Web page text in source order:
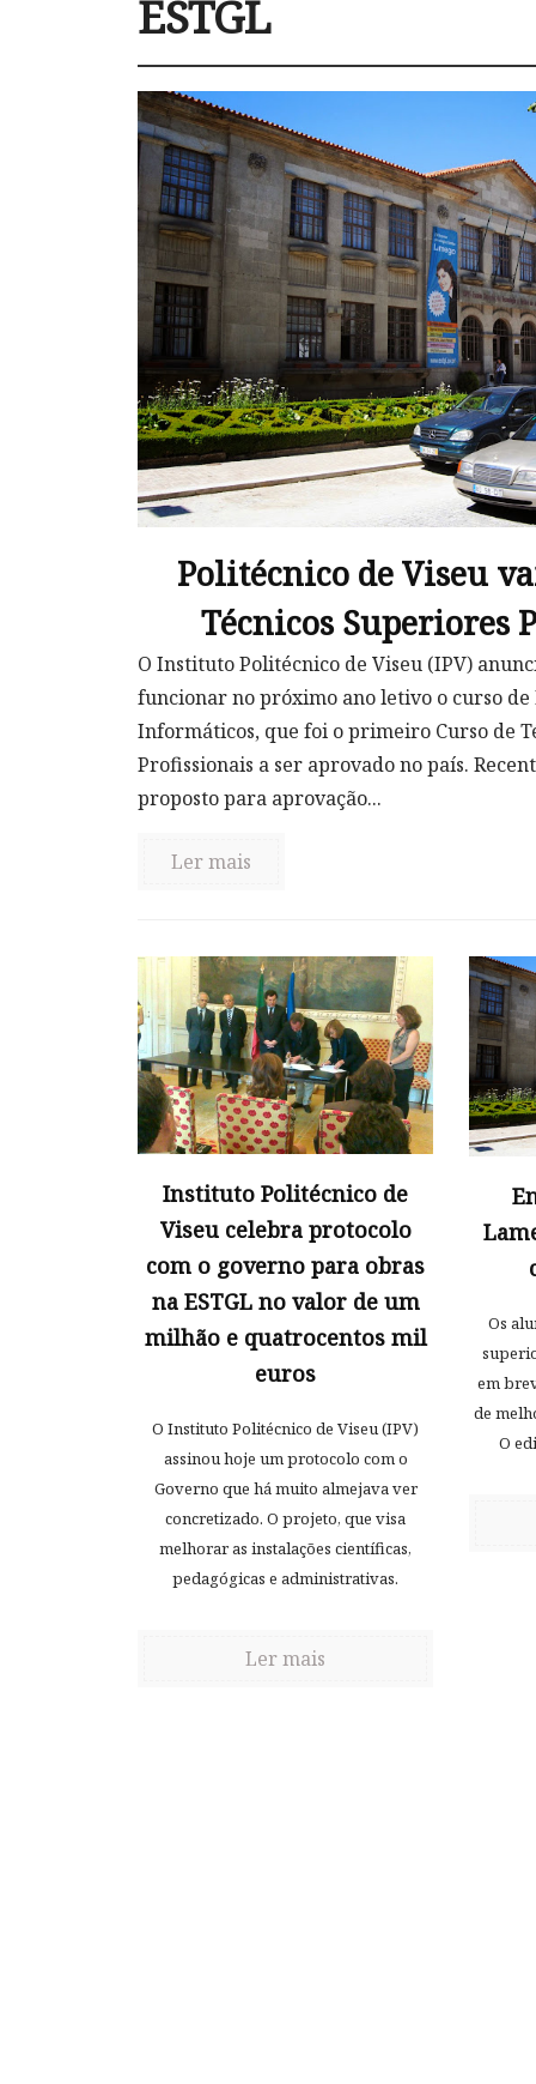
ESTGL
Politécnico de Viseu
Técnicos Superiores
O Instituto Politécnico de Viseu (IPV)
funcionar no próximo ano letivo o curso de
Informáticos, que foi o primeiro Curso de
Profissionais a ser aprovado no país.
proposto para aprovação...
Ler mais
Instituto Politécnico de
Viseu celebra protocolo
com o governo para obras
na ESTGL no valor de um
milhão e quatrocentos mil
euros
O Instituto Politécnico de Viseu (IPV)
assinou hoje um protocolo com o
Governo que há muito almejava ver
concretizado. O projeto, que visa
melhorar as instalações científicas,
pedagógicas e administrativas.
Ler mais
Os
em
de
O